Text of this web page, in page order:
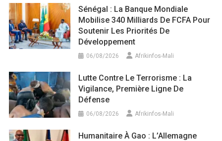
Sénégal : La Banque Mondiale
Mobilise 340 Milliards De FCFA Pour
Soutenir Les Priorités De
Développement
06/08/2026 Afrikinfos-Mali
Lutte Contre Le Terrorisme : La
Vigilance, Première Ligne De
Défense
06/08/2026 Afrikinfos-Mali
Humanitaire À Gao : L’Allemagne